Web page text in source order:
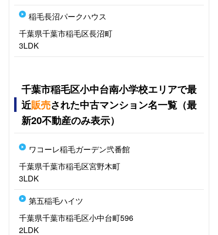
稲毛長沼パークハウス
千葉県千葉市稲毛区長沼町
3LDK
千葉市稲毛区小中台南小学校エリアで最
近販売された中古マンション名一覧（最
新20不動産のみ表示）
ワコーレ稲毛ガーデン弐番館
千葉県千葉市稲毛区宮野木町
3LDK
第五稲毛ハイツ
千葉県千葉市稲毛区小中台町596
2LDK